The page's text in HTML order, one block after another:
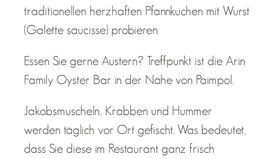
traditionellen herzhaften Pfannkuchen mit Wurst
(Galette saucisse) probieren.
Essen Sie gerne Austern? Treffpunkt ist die Arin
Family Oyster Bar in der Nähe von Paimpol.
Jakobsmuscheln, Krabben und Hummer
werden täglich vor Ort gefischt. Was bedeutet,
dass Sie diese im Restaurant ganz frisch